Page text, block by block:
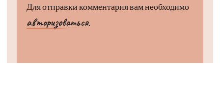
Для отправки комментария вам необходимо
авторизоваться.